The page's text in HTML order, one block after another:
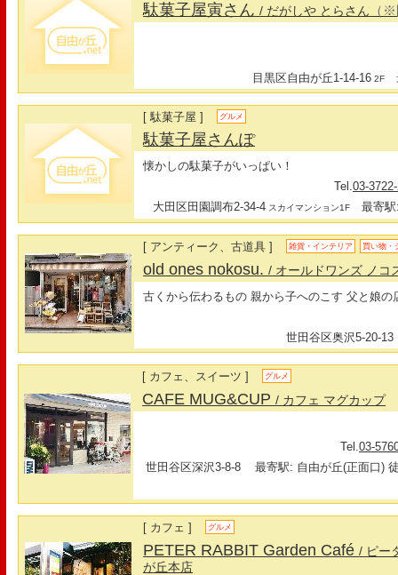
駄菓子屋寅さん/ だがしや とらさん （
目黒区自由が丘1-14-16 2F
[ 駄菓子屋 ] グルメ
駄菓子屋さんぽ
懐かしの駄菓子がいっぱい！
Tel.03-
大田区田園調布2-34-4 スカイマンション1F 最寄駅
[ アンティーク、古道具 ] 雑貨・インテリア 買い物・
old ones nokosu./ オールドワンズ ノコ
古くから伝わるもの 親から子へのこす 父と娘の
世田谷区奥沢5-20-13
[ カフェ、スイーツ ] グルメ
CAFE MUG&CUP/ カフェ マグカップ
Tel.03-
世田谷区深沢3-8-8
最寄駅: 自由が丘(正面口)
[ カフェ ] グルメ
PETER RABBIT Garden Café/ ピー
が丘本店